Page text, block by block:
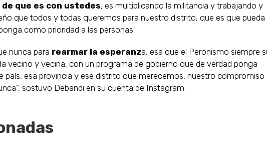
que es con ustedes, es multiplicando la militancia y trabajando y
que todos y todas queremos para nuestro distrito, que es que pueda
como prioridad a las personas'.
nunca para rearmar la esperanza, esa que el Peronismo siempre
vecino y vecina, con un programa de gobierno que de verdad ponga
país, esa provincia y ese distrito que merecemos, nuestro compromiso
sostuvo Debandi en su cuenta de Instagram.